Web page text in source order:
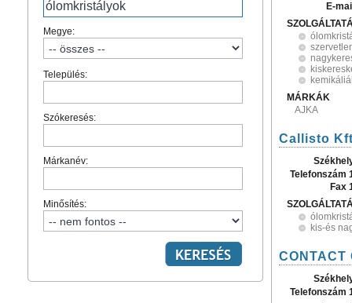
Megye:
Település:
Szókeresés:
Márkanév:
Minősítés:
E-
MÁRKÁK
AJKA
Callisto
Telefonszám
Fax
kis-és
CONTACT
Telefonszám